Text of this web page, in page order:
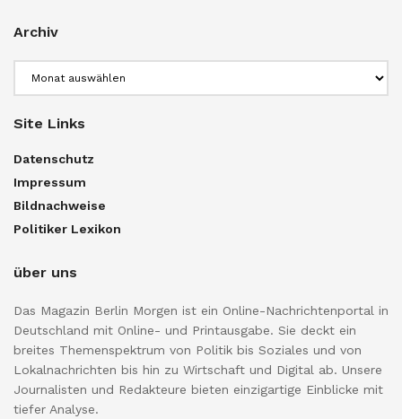
Archiv
Site Links
Datenschutz
Impressum
Bildnachweise
Politiker Lexikon
über uns
Das Magazin Berlin Morgen ist ein Online-Nachrichtenportal in
Deutschland mit Online- und Printausgabe. Sie deckt ein
breites Themenspektrum von Politik bis Soziales und von
Lokalnachrichten bis hin zu Wirtschaft und Digital ab. Unsere
Journalisten und Redakteure bieten einzigartige Einblicke mit
tiefer Analyse.